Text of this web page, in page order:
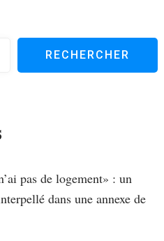
RECHERCHER
pas de logement» : un
dans une annexe de